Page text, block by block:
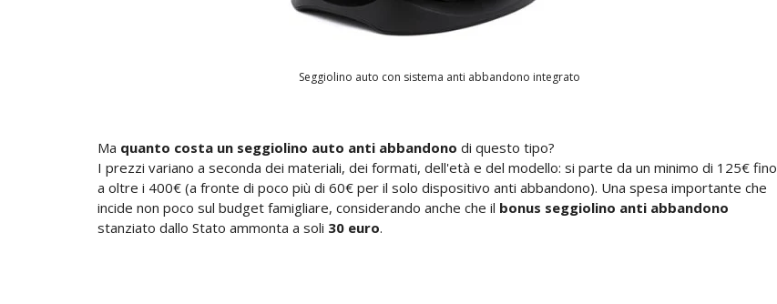
Seggiolino auto con sistema anti abbandono integrato
Ma quanto costa un seggiolino auto anti abbandono di questo tipo?
I prezzi variano a seconda dei materiali, dei formati, dell'età e del modello: si parte da un minimo di 125€ fino
a oltre i 400€ (a fronte di poco più di 60€ per il solo dispositivo anti abbandono). Una spesa importante che
incide non poco sul budget famigliare, considerando anche che il bonus seggiolino anti abbandono
stanziato dallo Stato ammonta a soli 30 euro.